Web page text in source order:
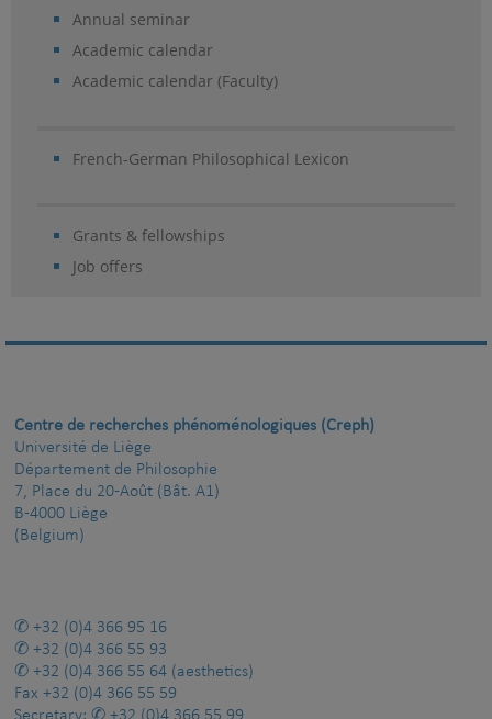
Annual seminar
Academic calendar
Academic calendar (Faculty)
French-German Philosophical Lexicon
Grants & fellowships
Job offers
Centre de recherches phénoménologiques (Creph)
Université de Liège
Département de Philosophie
7, Place du 20-Août (Bât. A1)
B-4000 Liège
(Belgium)
+32 (0)4 366 95 16
+32 (0)4 366 55 93
+32 (0)4 366 55 64 (aesthetics)
Fax +32 (0)4 366 55 59